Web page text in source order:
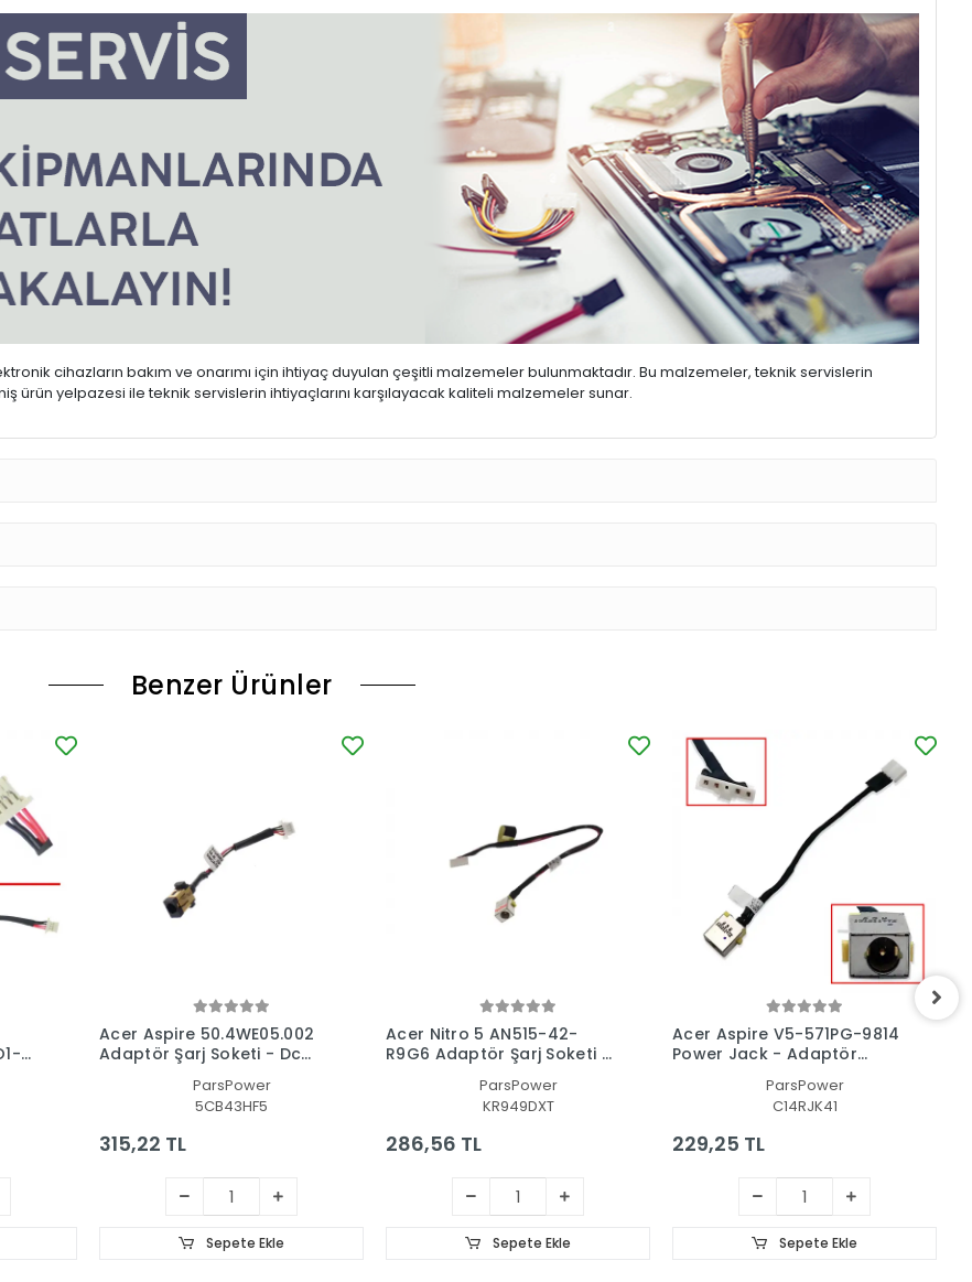
cihazların bakım ve onarımı için ihtiyaç duyulan çeşitli malzemeler bulunmaktadır. Bu malzemeler, teknik servislerin
ürün yelpazesi ile teknik servislerin ihtiyaçlarını karşılayacak kaliteli malzemeler sunar.
Benzer Ürünler
Acer Aspire 50.4WE05.002
Adaptör Şarj Soketi - Dc
ParsPower
5CB43HF5
315,22 TL
Sepete Ekle
Acer Nitro 5 AN515-42-
R9G6 Adaptör Şarj Soketi -
ParsPower
KR949DXT
286,56 TL
Sepete Ekle
Acer Aspire V5-571PG-9814
Power Jack - Adaptör
ParsPower
C14RJK41
229,25 TL
Sepete Ekle